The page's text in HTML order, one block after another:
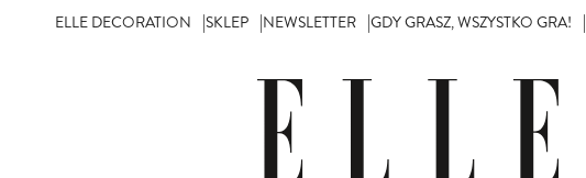
ELLE DECORATION SKLEP NEWSLETTER GDY GRASZ, WSZYSTKO GRA!